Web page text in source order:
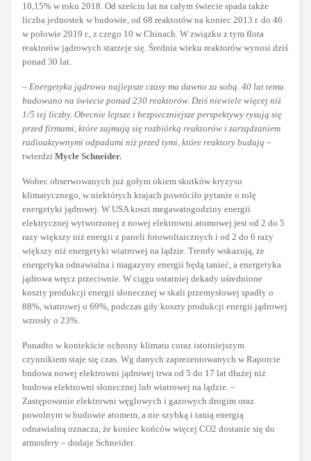
10,15% w roku 2018. Od sześciu lat na całym świecie spada także
liczba jednostek w budowie, od 68 reaktorów na koniec 2013 r. do 46
w połowie 2019 r., z czego 10 w Chinach. W związku z tym flota
reaktorów jądrowych starzeje się. Średnia wieku reaktorów wynosi dziś
ponad 30 lat.
– Energetyka jądrowa najlepsze czasy ma dawno za sobą. 40 lat temu
budowano na świecie ponad 230 reaktorów. Dziś niewiele więcej niż
1/5 tej liczby. Obecnie lepsze i bezpieczniejsze perspektywy rysują się
przed firmami, które zajmują się rozbiórką reaktorów i zarządzaniem
radioaktywnymi odpadami niż przed tymi, które reaktory budują –
twierdzi Mycle Schneider.
Wobec obserwowanych już gołym okiem skutków kryzysu
klimatycznego, w niektórych krajach powróciło pytanie o rolę
energetyki jądrowej. W USA koszt megawatogodziny energii
elektrycznej wytworzonej z nowej elektrowni atomowej jest od 2 do 5
razy większy niż energii z paneli fotowoltaicznych i od 2 do 6 razy
większy niż energetyki wiatrowej na lądzie. Trendy wskazują, że
energetyka odnawialna i magazyny energii będą tanieć, a energetyka
jądrowa wręcz przeciwnie. W ciągu ostatniej dekady uśrednione
koszty produkcji energii słonecznej w skali przemysłowej spadły o
88%, wiatrowej o 69%, podczas gdy koszty produkcji energii jądrowej
wzrosły o 23%.
Ponadto w kontekście ochrony klimatu coraz istotniejszym
czynnikiem staje się czas. Wg danych zaprezentowanych w Raporcie
budowa nowej elektrowni jądrowej trwa od 5 do 17 lat dłużej niż
budowa elektrowni słonecznej lub wiatrowej na lądzie. –
Zastępowanie elektrowni węglowych i gazowych drogim oraz
powolnym w budowie atomem, a nie szybką i tanią energią
odnawialną oznacza, że koniec końców więcej CO2 dostanie się do
atmosfery – dodaje Schneider.